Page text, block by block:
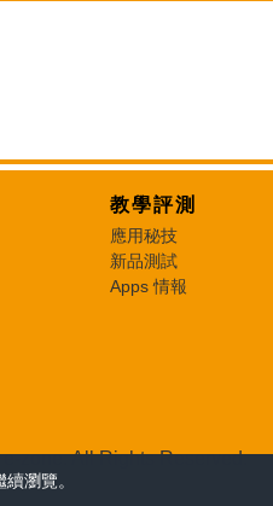
教學評測
應用秘技
新品測試
Apps 情報
zone. All Rights Reserved.
續瀏覽。